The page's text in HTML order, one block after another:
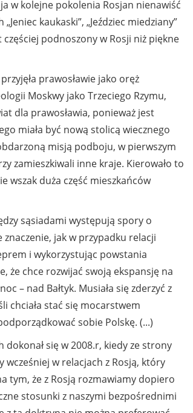
w kolejne pokolenia Rosjan nienawiść
kaukaski”, „Jeździec miedziany”
podnoszony w Rosji niż piękne
prawosławie jako oręż
Moskwy jako Trzeciego Rzymu,
dla prawosławia, ponieważ jest
miała być nową stolicą wiecznego
misją podboju, w pierwszym
zamieszkiwali inne kraje. Kierowało to
wszak duża część mieszkańców
sąsiadami występują spory o
jak w przypadku relacji
i wykorzystując powstania
że chce rozwijać swoją ekspansję na
– nad Bałtyk. Musiała się zderzyć z
chciała stać się mocarstwem
sobie Polskę. (...)
się w 2008.r, kiedy ze strony
wcześniej w relacjach z Rosją, który
tym, że z Rosją rozmawiamy dopiero
stosunki z naszymi bezpośrednimi